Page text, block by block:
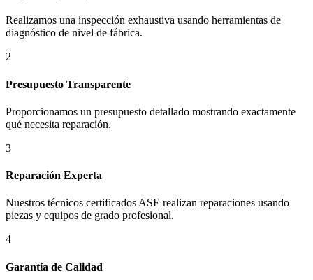
Realizamos una inspección exhaustiva usando herramientas de
diagnóstico de nivel de fábrica.
2
Presupuesto Transparente
Proporcionamos un presupuesto detallado mostrando exactamente
qué necesita reparación.
3
Reparación Experta
Nuestros técnicos certificados ASE realizan reparaciones usando
piezas y equipos de grado profesional.
4
Garantía de Calidad